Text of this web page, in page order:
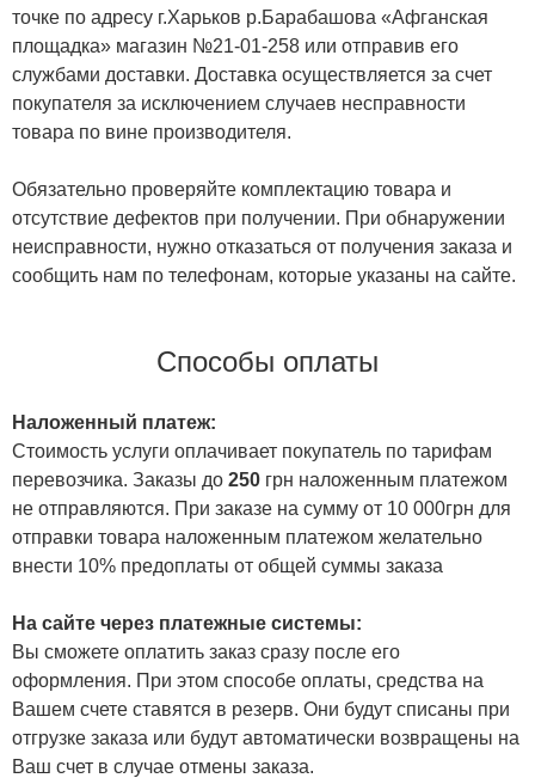
точке по адресу г.Харьков р.Барабашова «Афганская
площадка» магазин №21-01-258 или отправив его
службами доставки. Доставка осуществляется за счет
покупателя за исключением случаев несправности
товара по вине производителя.
Обязательно проверяйте комплектацию товара и
отсутствие дефектов при получении. При обнаружении
неисправности, нужно отказаться от получения заказа и
сообщить нам по телефонам, которые указаны на сайте.
Способы оплаты
Наложенный платеж:
Стоимость услуги оплачивает покупатель по тарифам
перевозчика. Заказы до 250 грн наложенным платежом
не отправляются. При заказе на сумму от 10 000грн для
отправки товара наложенным платежом желательно
внести 10% предоплаты от общей суммы заказа
На сайте через платежные системы:
Вы сможете оплатить заказ сразу после его
оформления. При этом способе оплаты, средства на
Вашем счете ставятся в резерв. Они будут списаны при
отгрузке заказа или будут автоматически возвращены на
Ваш счет в случае отмены заказа.